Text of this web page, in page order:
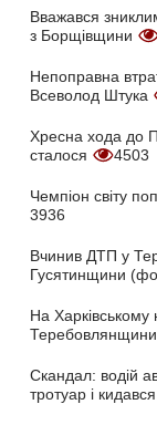
Вважався
з Борщівщини
Непоправна
Всеволод Штука
Хресна хода до
сталося
4503
Чемпіон світу
3936
Вчинив ДТП у
Гусятинщини
На Харківському
Теребовлянщини
Скандал: водій
тротуар і